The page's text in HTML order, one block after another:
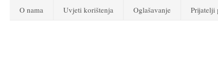
O nama Uvjeti korištenja Oglašavanje Prijatelji